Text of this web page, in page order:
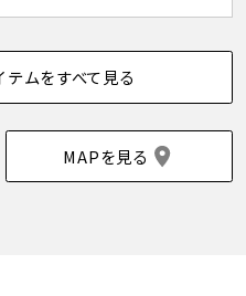
ムをすべて見る
MAPを見る